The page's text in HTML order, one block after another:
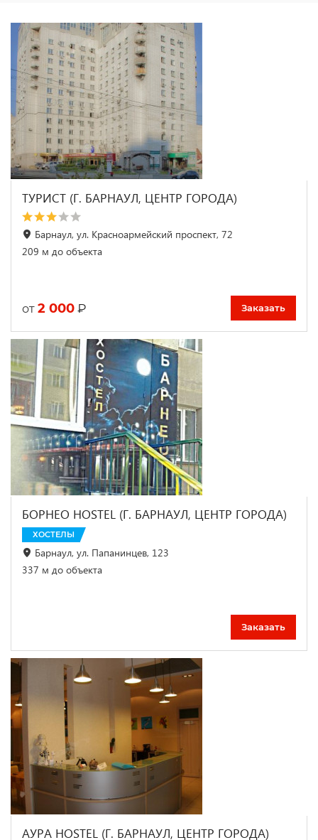
ТУРИСТ (Г. БАРНАУЛ, ЦЕНТР ГОРОДА)
Барнаул, ул. Красноармейский проспект, 72
209 м до объекта
от 2 000 ₽ Заказать
БОРНЕО HOSTEL (Г. БАРНАУЛ, ЦЕНТР ГОРОДА)
ХОСТЕЛЫ
Барнаул, ул. Папанинцев, 123
337 м до объекта
Заказать
АУРА HOSTEL (Г. БАРНАУЛ, ЦЕНТР ГОРОДА)